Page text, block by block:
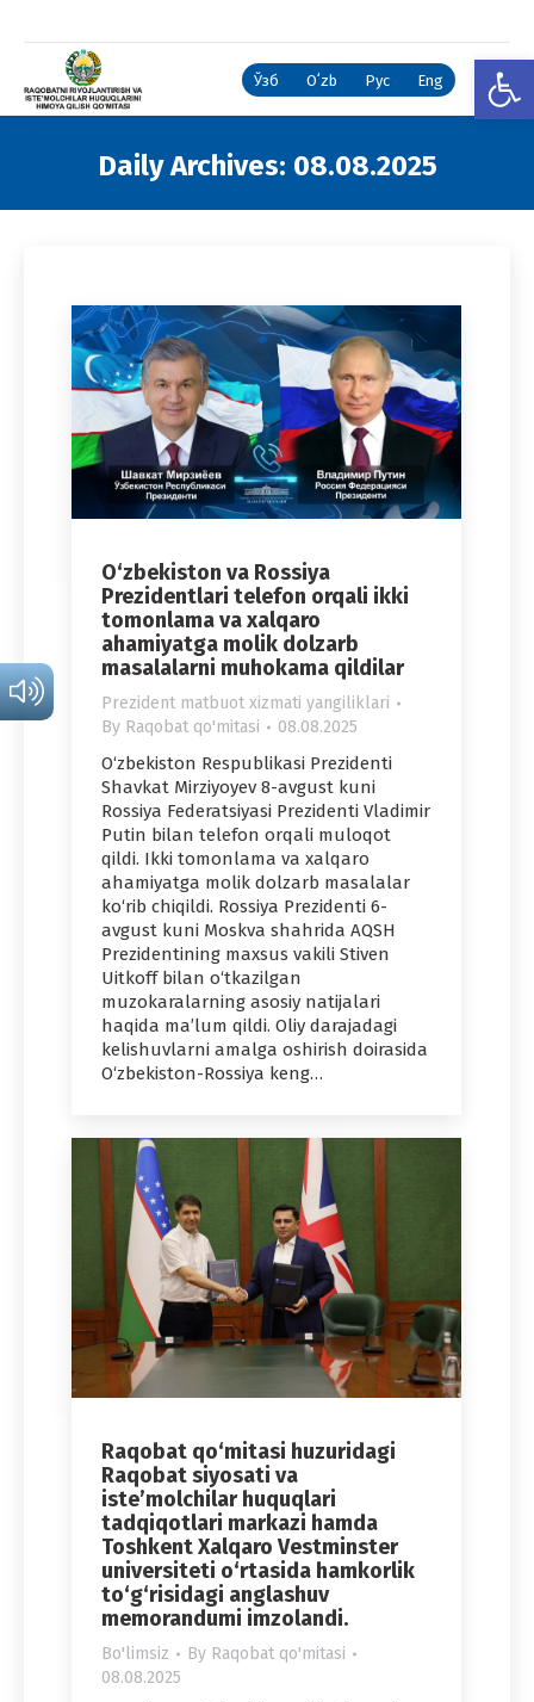
Ўзб Oʻzb Рус Eng
Daily Archives: 08.08.2025
O‘zbekiston va Rossiya
Prezidentlari telefon orqali ikki
tomonlama va xalqaro
ahamiyatga molik dolzarb
masalalarni muhokama qildilar
Prezident matbuot xizmati yangiliklari
By Raqobat qo'mitasi 08.08.2025
O‘zbekiston Respublikasi Prezidenti
Shavkat Mirziyoyev 8-avgust kuni
Rossiya Federatsiyasi Prezidenti Vladimir
Putin bilan telefon orqali muloqot
qildi. Ikki tomonlama va xalqaro
ahamiyatga molik dolzarb masalalar
ko‘rib chiqildi. Rossiya Prezidenti 6-
avgust kuni Moskva shahrida AQSH
Prezidentining maxsus vakili Stiven
Uitkoff bilan o‘tkazilgan
muzokaralarning asosiy natijalari
haqida ma’lum qildi. Oliy darajadagi
kelishuvlarni amalga oshirish doirasida
O‘zbekiston-Rossiya keng…
Raqobat qo‘mitasi huzuridagi
Raqobat siyosati va
iste’molchilar huquqlari
tadqiqotlari markazi hamda
Toshkent Xalqaro Vestminster
universiteti o‘rtasida hamkorlik
to‘g‘risidagi anglashuv
memorandumi imzolandi.
Bo'limsiz By Raqobat qo'mitasi
08.08.2025